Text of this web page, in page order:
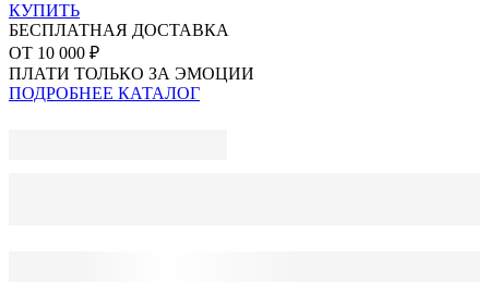
КУПИТЬ
БЕСПЛАТНАЯ ДОСТАВКА
ОТ 10 000 ₽
ПЛАТИ ТОЛЬКО ЗА ЭМОЦИИ
ПОДРОБНЕЕ КАТАЛОГ